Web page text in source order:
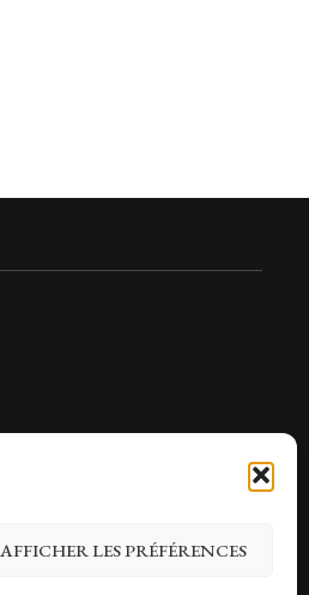
AFFICHER LES PRÉFÉRENCES